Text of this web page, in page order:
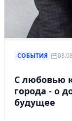
СОБЫТИЯ
С любовью
города - о
будущее